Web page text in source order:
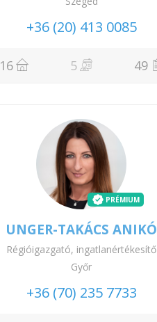
+36 (20) 413 0085
16 5 49
PRÉMIUM
UNGER-TAKÁCS ANIKÓ
Régióigazgató, ingatlanértékesítő
Győr
+36 (70) 235 7733